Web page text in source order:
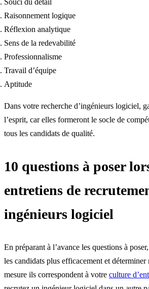
Raisonnement logique
Réflexion analytique
Sens de la redevabilité
Professionnalisme
Travail d’équipe
Aptitude
Dans votre recherche d’ingénieurs logiciel,
l’esprit, car elles formeront le socle de
tous les candidats de qualité.
10 questions à poser
entretiens de
ingénieurs logiciel
En préparant à l’avance les questions à
les candidats plus efficacement et
mesure ils correspondent à votre culture